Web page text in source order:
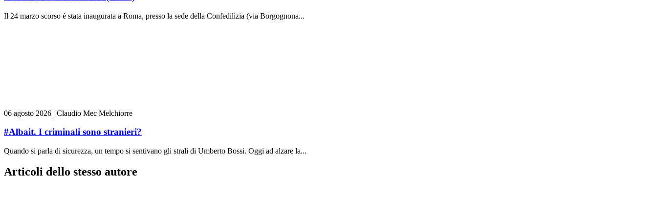
Il 24 marzo scorso è stata inaugurata a Roma, presso la sede della Confedilizia (via Borgognona...
06 agosto 2026 | Claudio Mec Melchiorre
#Albait. I criminali sono stranieri?
Quando si parla di sicurezza, un tempo si sentivano gli strali di Umberto Bossi. Oggi ad alzare la...
Articoli dello stesso autore